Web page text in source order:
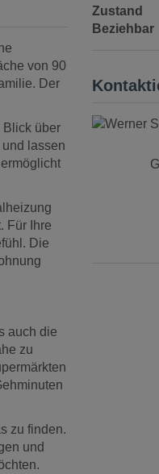
von 90
Der
Blick über
lassen
Für Ihre
Die
auch die
zu
zu finden.
und
Zustand
Beziehbar